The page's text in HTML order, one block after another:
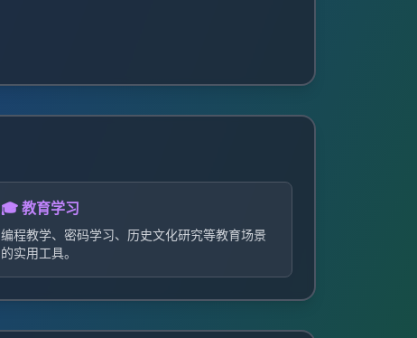
🎓 教育学习
编程教学、密码学习、历史文化研究等教育场景
的实用工具。